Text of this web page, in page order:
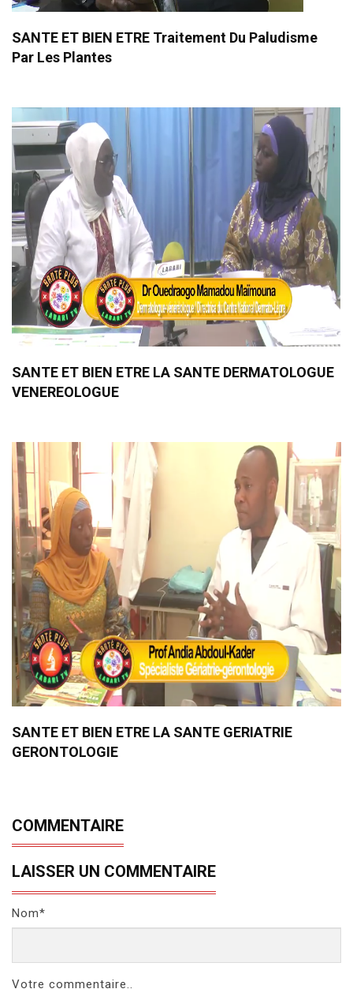
SANTE ET BIEN ETRE Traitement Du Paludisme
Par Les Plantes
SANTE ET BIEN ETRE LA SANTE DERMATOLOGUE
VENEREOLOGUE
SANTE ET BIEN ETRE LA SANTE GERIATRIE
GERONTOLOGIE
COMMENTAIRE
LAISSER UN COMMENTAIRE
Nom*
Votre commentaire..